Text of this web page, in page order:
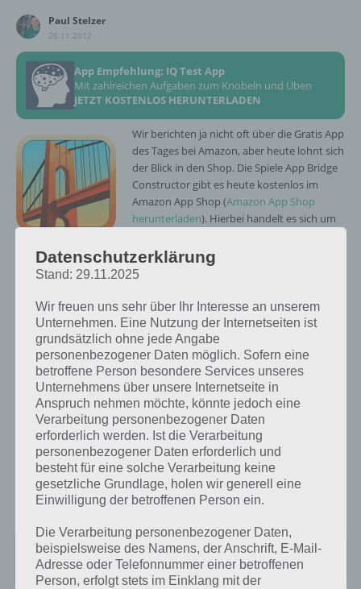
Paul Stelzer
26.11.2012
App Empfehlung: IQ Test App
Mit zahlreichen Aufgaben zum Knobeln und Üben
JETZT KOSTENLOS HERUNTERLADEN
Wir berichten ja nicht oft über die Gratis App
des Tages bei Amazon, aber heute lohnt sich
der Blick in den Shop. Die Spiele App Bridge
Constructor gibt es heute kostenlos im
Amazon App Shop (Amazon App Shop
herunterladen). Hierbei handelt es sich um
Simulatoren für Android. Normalerweise kostet die Vollversion 0,89
Euro im Google Play Store. Heute kann man diese kostenlos bei
Die Vollversion bietet im Gegensatz zur Lite Version 40 Level statt
nur die 1. Welt. Wer gerne Brückenbauer sein will, der sollte sich die
App also unbedingt herunterladen.
Dabei werden die Brücken in Bridge Constructor immer
umfangreicher. Daher haben wir für euch natürlich auch eine
für alle Level und Welten, falls ihr diese benötigt.
Abschließend noch der Link zum Google Play Store. Wie gesagt
kostet die App dort 0,89 Euro. Bei Amazon gibt es die App am
heutigen 26.11.2012 kostenlos.
Bridge Constructor
Preis:1,99 €
Datenschutzerklärung
Stand: 29.11.2025
Wir freuen uns sehr über Ihr Interesse an unserem
Unternehmen. Eine Nutzung der Internetseiten ist
grundsätzlich ohne jede Angabe
personenbezogener Daten möglich. Sofern eine
betroffene Person besondere Services unseres
Unternehmens über unsere Internetseite in
Anspruch nehmen möchte, könnte jedoch eine
Verarbeitung personenbezogener Daten
erforderlich werden. Ist die Verarbeitung
personenbezogener Daten erforderlich und
besteht für eine solche Verarbeitung keine
gesetzliche Grundlage, holen wir generell eine
Einwilligung der betroffenen Person ein.
Die Verarbeitung personenbezogener Daten,
beispielsweise des Namens, der Anschrift, E-Mail-
Adresse oder Telefonnummer einer betroffenen
Person, erfolgt stets im Einklang mit der